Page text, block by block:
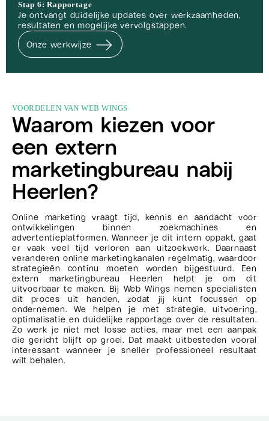
Stap 6: Rapportage
Je ontvangt duidelijke updates over werkzaamheden,
resultaten en mogelijke vervolgstappen.
Onze werkwijze
VOORDELEN VAN WEB WINGS
Waarom kiezen voor
een extern
marketingbureau nabij
Heerlen?
Online marketing vraagt tijd, kennis en aandacht voor
ontwikkelingen binnen zoekmachines en
advertentieplatformen. Wanneer je dit intern oppakt, gaat
er vaak veel tijd verloren aan uitzoekwerk. Daarnaast
veranderen online marketingkanalen regelmatig, waardoor
strategieën continu moeten worden bijgestuurd. Een
extern marketingbureau Heerlen helpt je om dit
uitvoerbaar te maken. Bij Web Wings nemen specialisten
dit proces uit handen, zodat jij kunt focussen op
ondernemen. We helpen je met strategie, uitvoering,
optimalisatie en duidelijke rapportage over de resultaten.
Zo werk je niet met losse acties, maar met een aanpak
die gericht blijft op groei. Dat maakt uitbesteden vooral
interessant wanneer je sneller professioneel resultaat
wilt behalen.